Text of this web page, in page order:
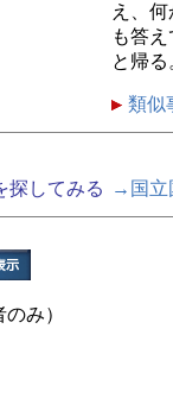
え、
も答
と帰る
類似
探してみる
→国立
み）